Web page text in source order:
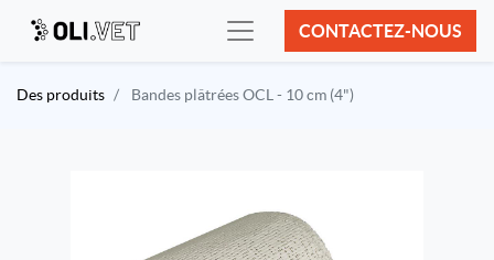
CONTACTEZ-NOUS
Des produits Bandes plâtrées OCL - 10 cm (4")